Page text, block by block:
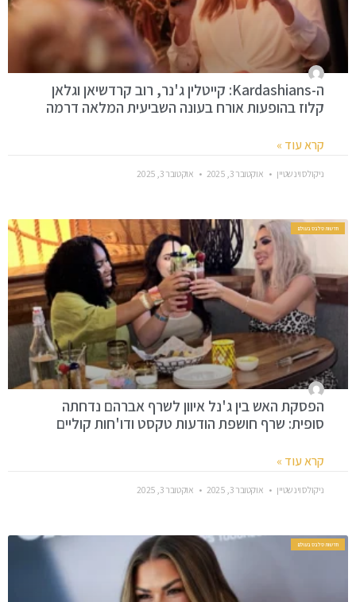
ה-Kardashians: קייטלין ג'נר, רוב קרדשיאן וגלאן
קלוז בהופעות אורח בעונה השביעית המלאה דרמה
קרא עוד »
ניקולס וינשטיין אוקטובר 3, 2025 אוקטובר 3, 2025
חדשות סלבס בעולם
הפסקת האש בין ג'נל איוון לשרף אברהם נדחתה
סופית: שרף חושפת הודעות טקסט ודו'חות קוליים
קרא עוד »
ניקולס וינשטיין אוקטובר 3, 2025 אוקטובר 3, 2025
חדשות סלבס בעולם